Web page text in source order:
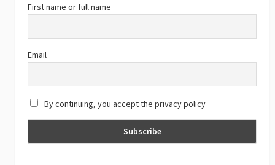
o
k
m b
e
a
n
el
First name or full name
Email
By continuing, you accept the privacy policy